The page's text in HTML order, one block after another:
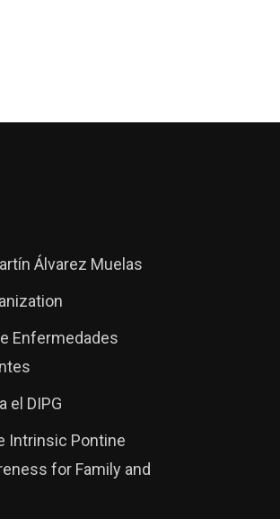
Álvarez Muelas
Enfermedades
el DIPG
Intrinsic Pontine
for Family and